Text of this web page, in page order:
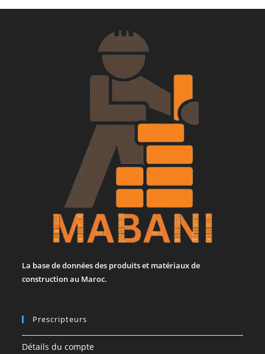
La base de données des produits et matériaux de
construction au Maroc.
Prescripteurs
Détails du compte